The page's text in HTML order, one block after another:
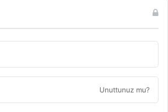
Unuttunuz mu?